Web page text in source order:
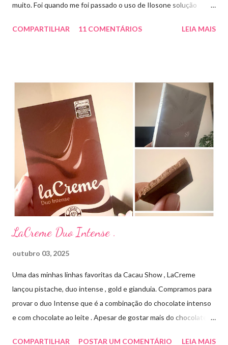
muito. Foi quando me foi passado o uso de Ilosone solução
uma consulta com o dermatologista) O Ilosone é um antibiótico
aplico sobre a acne ( geralmente uso a noite). Informação do
produto: ILOSONE TÓPICO SOLUÇÃO (eritromicina) é um
antibiótico de amplo espectro produzido por uma cepa de
Streptomyces erythraeus. É básico e forma rapidamente sais
com os ácidos. Forma farmacêutica e Apresentação ILOSONE
TÓPICO SOLUÇÃO é apresentado sob a forma líquida em
frascos de 120 ml. USO PEDIÁTRICO E ADULTO. Composição
Cada ml contém: Eritromicina base 20 mg Excipientes q.s....
COMPARTILHAR 11 COMENTÁRIOS LEIA MAIS
LaCreme Duo Intense .
outubro 03, 2025
Uma das minhas linhas favoritas da Cacau Show , LaCreme
lançou pistache, duo intense , gold e gianduia. Compramos para
provar o duo Intense que é a combinação do chocolate intenso
e com chocolate ao leite . Apesar de gostar mais do chocolate
COMPARTILHAR POSTAR UM COMENTÁRIO LEIA MAIS